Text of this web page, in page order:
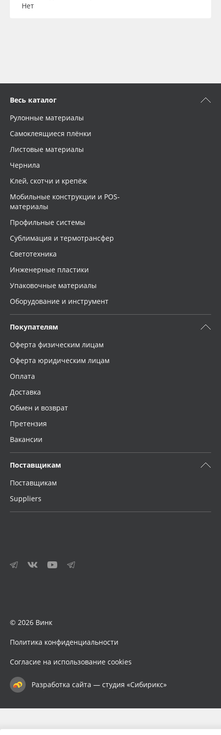
Нет
Весь каталог
Рулонные материалы
Самоклеящиеся плёнки
Листовые материалы
Чернила
Клей, скотчи и крепёж
Мобильные конструкции и POS-
материалы
Профильные системы
Сублимация и термотрансфер
Светотехника
Инженерные пластики
Упаковочные материалы
Оборудование и инструмент
Покупателям
Оферта физическим лицам
Оферта юридическим лицам
Оплата
Доставка
Обмен и возврат
Претензия
Вакансии
Поставщикам
Поставщикам
Suppliers
© 2026 Винк
Политика конфиденциальности
Согласие на использование cookies
Разработка сайта — студия «Сибирикс»